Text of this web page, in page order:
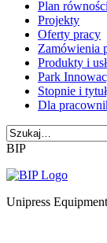
Plan równości
Projekty
Oferty pracy
Zamówienia
Produkty i
Park
Stopnie i
Dla
BIP
Unipress Equipment